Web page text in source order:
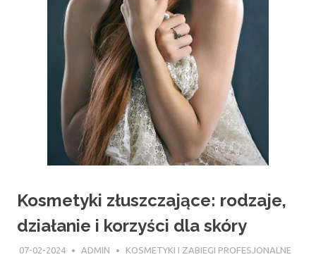
Kosmetyki złuszczające: rodzaje,
działanie i korzyści dla skóry
07-02-2024 ADMIN KOSMETYKI I ZABIEGI PROFESJONALNE